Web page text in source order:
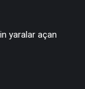
yaralar açan